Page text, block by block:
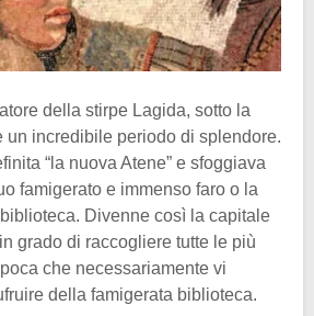
della stirpe Lagida, sotto la
un incredibile periodo di splendore.
“la nuova Atene” e sfoggiava
famigerato e immenso faro o la
Divenne così la capitale
grado di raccogliere tutte le più
che necessariamente vi
della famigerata biblioteca.